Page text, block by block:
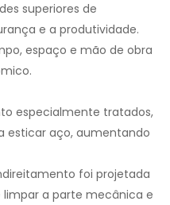
superiores de
e a produtividade.
espaço e mão de obra
especialmente tratados,
esticar aço, aumentando
foi projetada
a parte mecânica e